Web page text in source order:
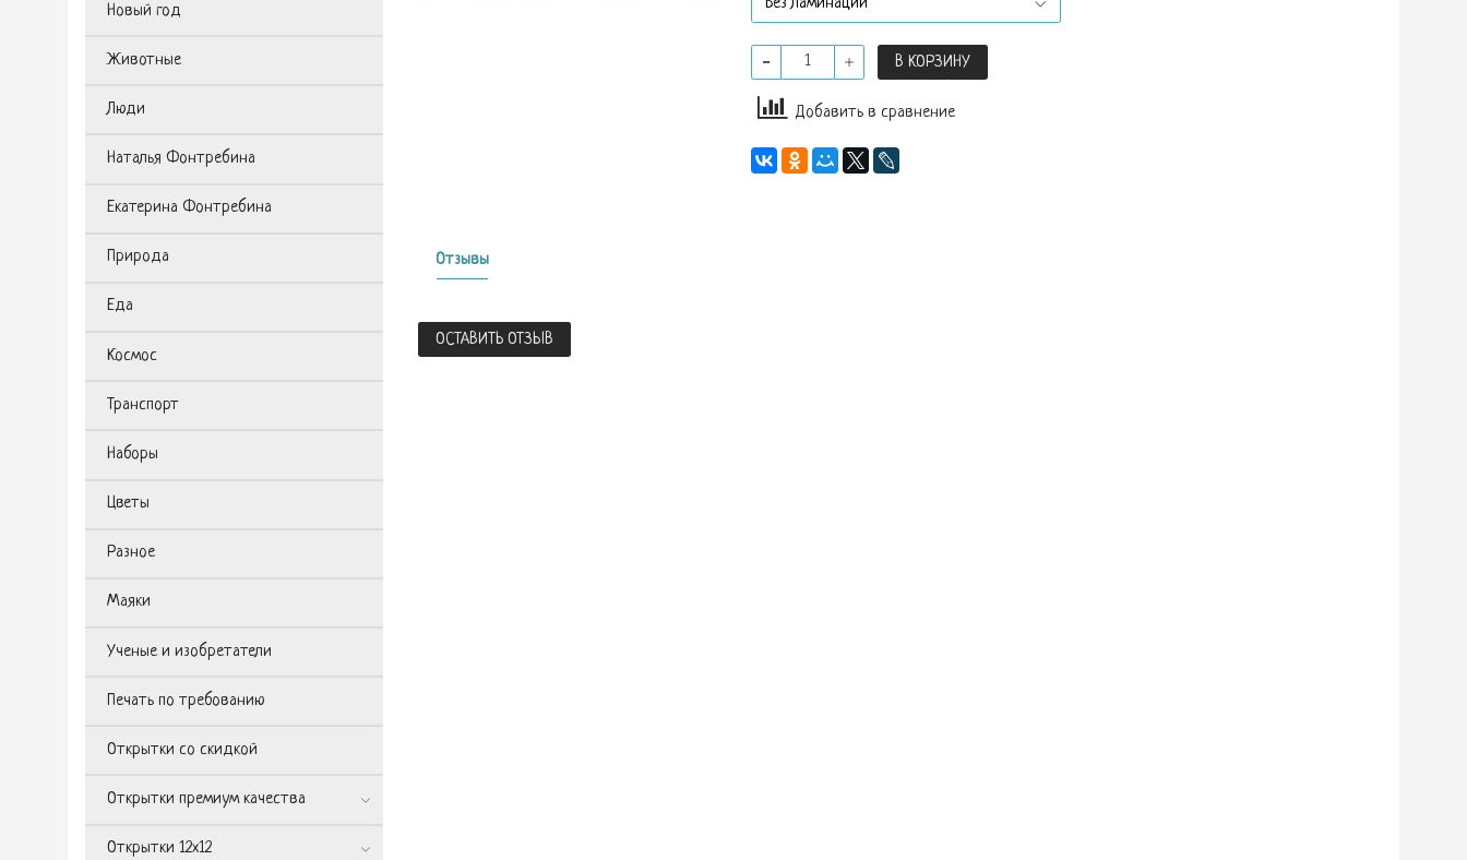
В КОРЗИНУ
Добавить в сравнение
Отзывы
ОСТАВИТЬ ОТЗЫВ
Новый год
Животные
Люди
Наталья Фонтребина
Екатерина Фонтребина
Природа
Еда
Космос
Транспорт
Наборы
Цветы
Разное
Маяки
Ученые и изобретатели
Печать по требованию
Открытки со скидкой
Открытки премиум качества
Открытки 12х12